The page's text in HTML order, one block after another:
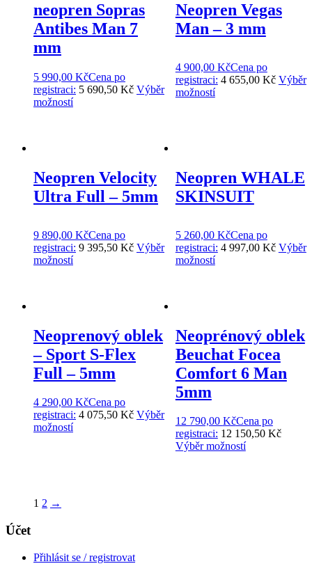
neopren Sopras
Antibes Man 7
mm
5 990,00 KčCena po
registraci: 5 690,50 Kč Výběr
možností
Neopren Vegas
Man – 3 mm
4 900,00 KčCena po
registraci: 4 655,00 Kč Výběr
možností
Neopren Velocity
Ultra Full – 5mm
9 890,00 KčCena po
registraci: 9 395,50 Kč Výběr
možností
Neopren WHALE
SKINSUIT
5 260,00 KčCena po
registraci: 4 997,00 Kč Výběr
možností
Neoprenový oblek
– Sport S-Flex
Full – 5mm
4 290,00 KčCena po
registraci: 4 075,50 Kč Výběr
možností
Neoprénový oblek
Beuchat Focea
Comfort 6 Man
5mm
12 790,00 KčCena po
registraci: 12 150,50 Kč
Výběr možností
1 2 →
Účet
Přihlásit se / registrovat